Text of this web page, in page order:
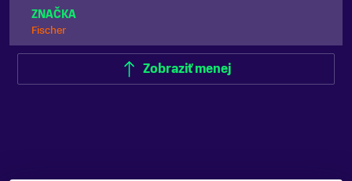
ZNAČKA
Fischer
Zobraziť menej